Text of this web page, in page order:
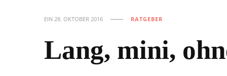
EIN 28. OKTOBER 2016 RATGEBER
Lang, mini,